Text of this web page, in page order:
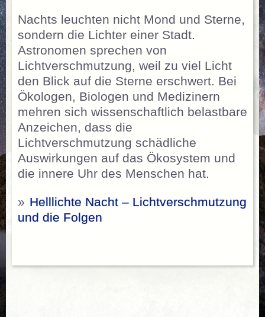
Nachts leuchten nicht Mond und Sterne,
sondern die Lichter einer Stadt.
Astronomen sprechen von
Lichtverschmutzung, weil zu viel Licht
den Blick auf die Sterne erschwert. Bei
Ökologen, Biologen und Medizinern
mehren sich wissenschaftlich belastbare
Anzeichen, dass die
Lichtverschmutzung schädliche
Auswirkungen auf das Ökosystem und
die innere Uhr des Menschen hat.
» Helllichte Nacht – Lichtverschmutzung
und die Folgen